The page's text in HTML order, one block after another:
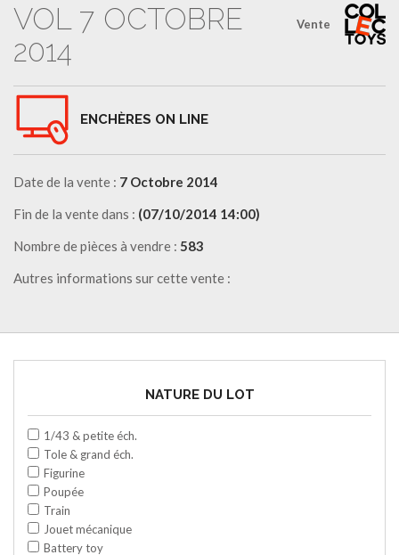
Vente
VOL 7 OCTOBRE
2014
ENCHÈRES ON LINE
Date de la vente : 7 Octobre 2014
Fin de la vente dans : (07/10/2014 14:00)
Nombre de pièces à vendre : 583
Autres informations sur cette vente :
NATURE DU LOT
1/43 & petite éch.
Tole & grand éch.
Figurine
Poupée
Train
Jouet mécanique
Battery toy